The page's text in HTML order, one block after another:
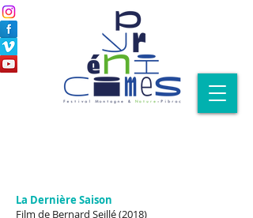
La Dernière Saison
Film de Bernard Seillé (2018)